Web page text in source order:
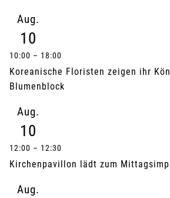
Aug.
10
10:00 – 18:00
Koreanische Floristen zeigen ihr
Blumenblock
Aug.
10
12:00 – 12:30
Kirchenpavillon lädt zum
Aug.